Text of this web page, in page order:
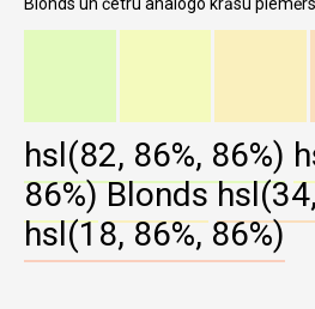
hsl(82, 86%, 86%)
86%) Blonds
hsl(18, 86%, 86%)